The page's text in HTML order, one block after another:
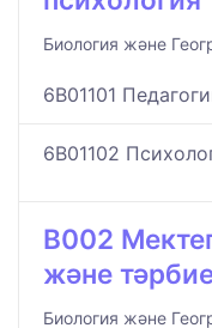
Биология және
6B01101
6B01102
B002
және
Биология және